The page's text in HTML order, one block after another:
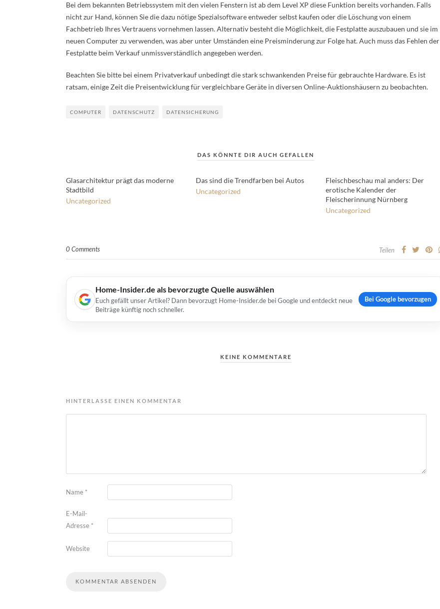
Bei dem bekannten Betriebssystem mit den vielen Fenstern ist ab dem Level XP diese Funktion bereits vorhanden. Falls
nicht zur Hand, können Sie die dazu nötige Spezialsoftware entweder selbst kaufen oder die Löschung von einem
Fachbetrieb Ihres Vertrauens vornehmen lassen. Alternativ besteht die Möglichkeit, die Festplatte auszubauen und sie im
neuen Computer zu verwenden, was aber unter Umständen eine Preisminderung zur Folge hat. Auch muss das Fehlen der
Festplatte beim Verkauf unmissverständlich angegeben werden.
Beachten Sie bitte bei einem Privatverkauf unbedingt die stark schwankenden Preise für gebrauchte Hardware. Es ist
ratsam, einige Zeit die Preisentwicklung für vergleichbare Geräte in diversen Online-Auktionshäusern zu beobachten.
COMPUTER DATENSCHUTZ DATENSICHERUNG
DAS KÖNNTE DIR AUCH GEFALLEN
Glasarchitektur prägt das moderne
Stadtbild
Uncategorized
Das sind die Trendfarben bei Autos
Uncategorized
Fleischbeschau mal anders: Der
erotische Kalender der
Fleischerinnung Nürnberg
Uncategorized
0 Comments Teilen
Home-Insider.de als bevorzugte Quelle auswählen
Euch gefällt unser Artikel? Dann bevorzugt Home-Insider.de bei Google und entdeckt neue
Beiträge künftig noch schneller.
Bei Google bevorzugen
KEINE KOMMENTARE
HINTERLASSE EINEN KOMMENTAR
Name *
E-Mail-
Adresse *
Website